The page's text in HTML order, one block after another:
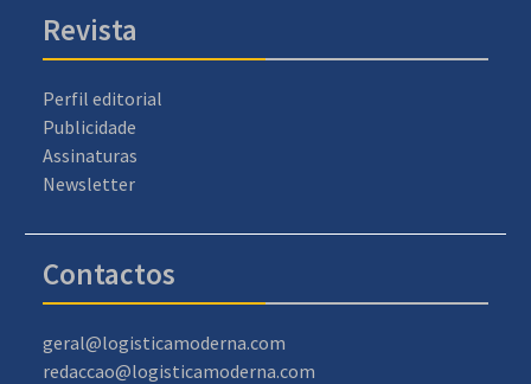
Revista
Perfil editorial
Publicidade
Assinaturas
Newsletter
Contactos
geral@logisticamoderna.com
redaccao@logisticamoderna.com